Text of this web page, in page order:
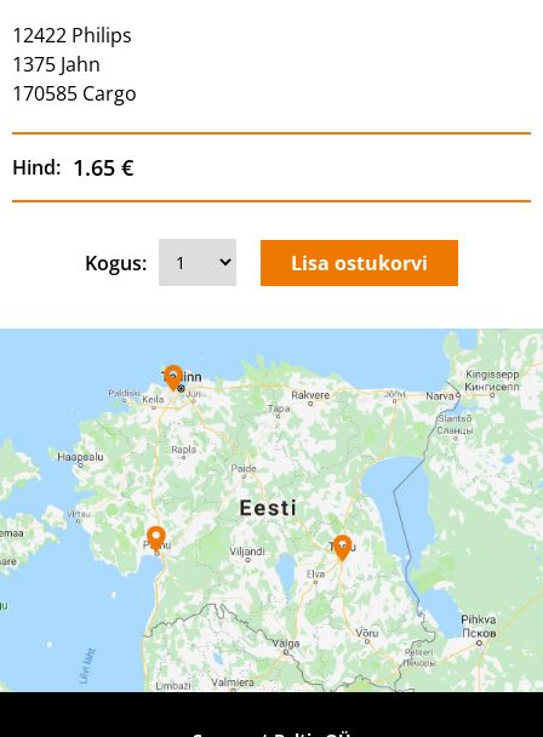
12422 Philips
1375 Jahn
170585 Cargo
Hind: 1.65 €
Kogus: